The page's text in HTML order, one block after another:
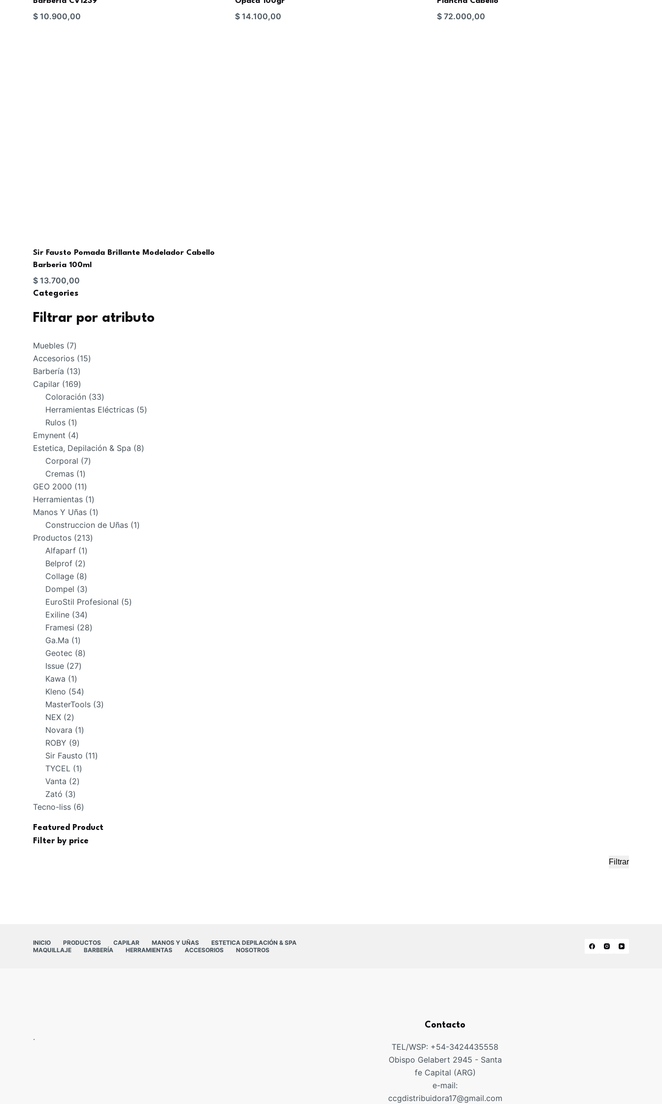
$ 10.900,00 $ 14.100,00 $72.000,00
Sir Fausto Pomada Brillante Modelador Cabello
Barberia 100ml
$ 13.700,00
Categories
Filtrar por atributo
Muebles 77
productos
Accesorios 1515
Barbería 1313
productos
Capilar 169169
productos
Coloración 3333
productos
Herramientas Eléctricas 55
Rulos 11
producto
Emynent 44
productos
Estetica, Depilación & Spa 88
Corporal 77
Cremas 11
producto
GEO 2000 1111
productos
Herramientas 11
producto
Manos Y Uñas 11
producto
Construccion de Uñas 11
Productos 213213
Alfaparf 11
producto
Belprof 22
productos
Collage 88
productos
Dompel 33
productos
EuroStil Profesional 55
Exiline 3434
productos
Framesi 2828
Ga.Ma 11
producto
Geotec 88
Issue 2727
Kawa 11
producto
Kleno 5454
productos
MasterTools 33
NEX 22
productos
Novara 11
ROBY 99
productos
Sir Fausto 1111
TYCEL 11
Vanta 22
Zató 33
productos
Tecno-liss 66
Featured Product
Filter by price
Filtrar
INICIO PRODUCTOS CAPILAR MANOS Y UÑAS
ESTETICA DEPILACIÓN & SPA
MAQUILLAJE
BARBERÍA HERRAMIENTAS ACCESORIOS NOSOTROS
.
Contacto
TEL/WSP: +54-3424435558
Obispo Gelabert 2945 - Santa
fe Capital (ARG)
e-mail:
ccgdistribuidora17@gmail.com